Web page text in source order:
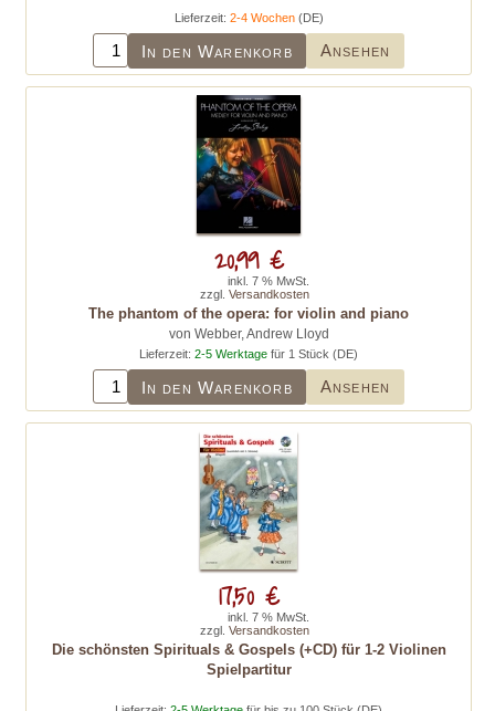
Lieferzeit: 2-4 Wochen(DE)
In den Warenkorb Ansehen
The phantom of the opera: for violin and piano
von Webber, Andrew Lloyd
Lieferzeit: 2-5 Werktage für 1 Stück (DE)
In den Warenkorb Ansehen
20,99 €
inkl. 7 % MwSt.
zzgl. Versandkosten
Die schönsten Spirituals & Gospels (+CD) für 1-2 Violinen
Spielpartitur
17,50 €
inkl. 7 % MwSt.
zzgl. Versandkosten